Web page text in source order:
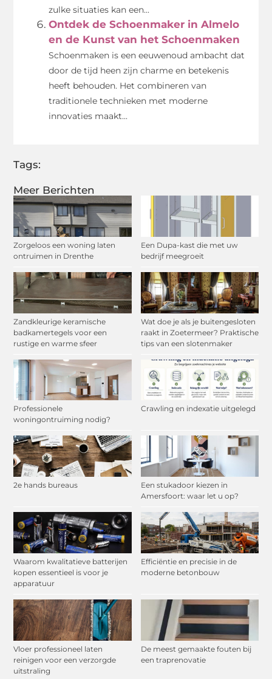
Meer Berichten
Zorgeloos een woning laten
ontruimen in Drenthe
Een Dupa-kast die met uw
bedrijf meegroeit
Zandkleurige keramische
badkamertegels voor een
rustige en warme sfeer
Wat doe je als je buitengesloten
raakt in Zoetermeer? Praktische
tips van een slotenmaker
Professionele
woningontruiming nodig?
Crawling en indexatie uitgelegd
2e hands bureaus
Een stukadoor kiezen in
Amersfoort: waar let u op?
Waarom kwalitatieve batterijen
kopen essentieel is voor je
apparatuur
Efficiëntie en precisie in de
moderne betonbouw
Vloer professioneel laten
reinigen voor een verzorgde
uitstraling
De meest gemaakte fouten bij
een traprenovatie
zulke situaties kan een...
Ontdek de Schoenmaker in Almelo
en de Kunst van het Schoenmaken
Schoenmaken is een eeuwenoud ambacht dat
door de tijd heen zijn charme en betekenis
heeft behouden. Het combineren van
traditionele technieken met moderne
innovaties maakt...
Tags: